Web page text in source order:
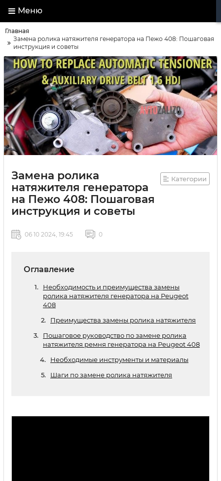
Меню
Главная
Замена ролика натяжителя генератора на Пежо 408: Пошаговая
инструкция и советы
Замена ролика
натяжителя генератора
на Пежо 408: Пошаговая
инструкция и советы
Категории
06 10 2024, 19:45 0
Оглавление
Необходимость и преимущества замены
ролика натяжителя генератора на Peugeot
408
Преимущества замены ролика натяжителя
Пошаговое руководство по замене ролика
натяжителя ремня генератора на Peugeot 408
Необходимые инструменты и материалы
Шаги по замене ролика натяжителя